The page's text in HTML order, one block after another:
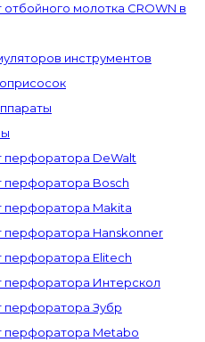
молотка CROWN в
инструментов
перфоратора DeWalt
перфоратора Bosch
перфоратора Makita
перфоратора Hanskonner
перфоратора Elitech
перфоратора Интерскол
перфоратора Зубр
перфоратора Metabo